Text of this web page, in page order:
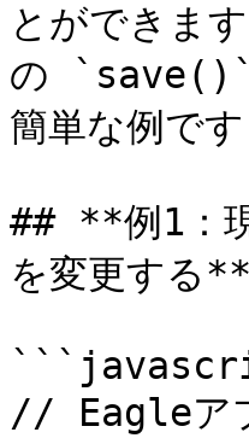
とができま
の `save()`
簡単な例です
## **例1：
を変更する**
// Eagleア